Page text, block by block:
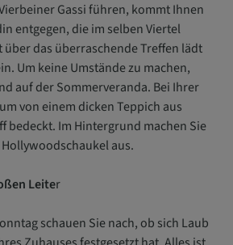
Gassi führen, kommt Ihnen
entgegen, die im selben Viertel
das überraschende Treffen lädt
Um keine Umstände zu machen,
auf der Sommerveranda. Bei Ihrer
von einem dicken Teppich aus
bedeckt. Im Hintergrund machen Sie
aus.
Leiter
schauen Sie nach, ob sich Laub